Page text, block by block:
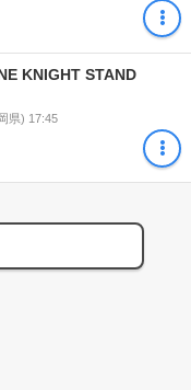
KNIGHT STAND
県) 17:45